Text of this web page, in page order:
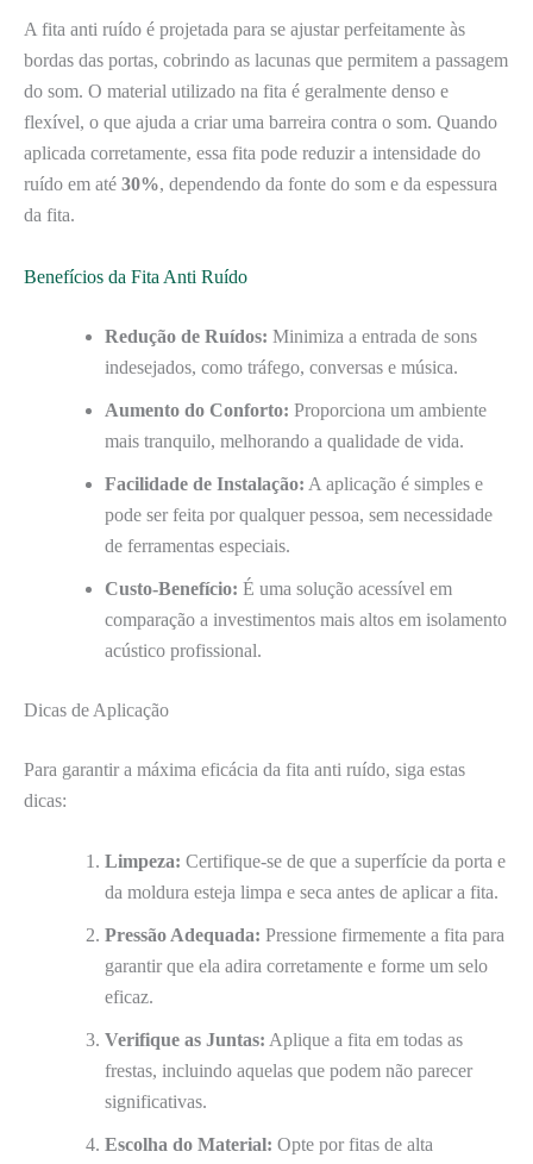
A fita anti ruído é projetada para se ajustar perfeitamente às
bordas das portas, cobrindo as lacunas que permitem a passagem
do som. O material utilizado na fita é geralmente denso e
flexível, o que ajuda a criar uma barreira contra o som. Quando
aplicada corretamente, essa fita pode reduzir a intensidade do
ruído em até 30%, dependendo da fonte do som e da espessura
da fita.
Benefícios da Fita Anti Ruído
Redução de Ruídos: Minimiza a entrada de sons
indesejados, como tráfego, conversas e música.
Aumento do Conforto: Proporciona um ambiente
mais tranquilo, melhorando a qualidade de vida.
Facilidade de Instalação: A aplicação é simples e
pode ser feita por qualquer pessoa, sem necessidade
de ferramentas especiais.
Custo-Benefício: É uma solução acessível em
comparação a investimentos mais altos em isolamento
acústico profissional.
Dicas de Aplicação
Para garantir a máxima eficácia da fita anti ruído, siga estas
dicas:
Limpeza: Certifique-se de que a superfície da porta e
da moldura esteja limpa e seca antes de aplicar a fita.
Pressão Adequada: Pressione firmemente a fita para
garantir que ela adira corretamente e forme um selo
eficaz.
Verifique as Juntas: Aplique a fita em todas as
frestas, incluindo aquelas que podem não parecer
significativas.
Escolha do Material: Opte por fitas de alta